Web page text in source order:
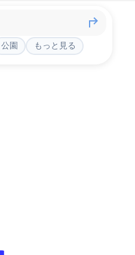
公園 もっと見る